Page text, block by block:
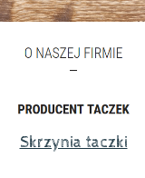
Skrzynia taczki